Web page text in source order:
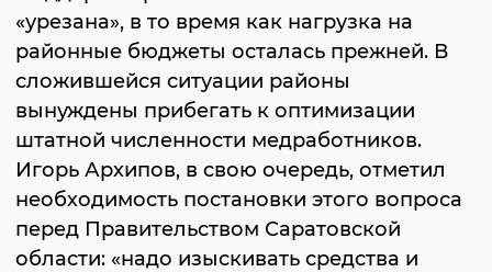
«урезана», в то время как нагрузка на
районные бюджеты осталась прежней. В
сложившейся ситуации районы
вынуждены прибегать к оптимизации
штатной численности медработников.
Игорь Архипов, в свою очередь, отметил
необходимость постановки этого вопроса
перед Правительством Саратовской
области: «надо изыскивать средства и